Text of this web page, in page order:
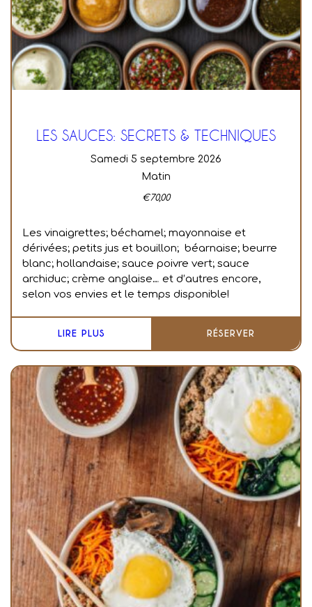
LES SAUCES: SECRETS & TECHNIQUES
samedi 5 septembre 2026
Matin
€70,00
Les vinaigrettes; béchamel; mayonnaise et
dérivées; petits jus et bouillon; béarnaise; beurre
blanc; hollandaise; sauce poivre vert; sauce
archiduc; crème anglaise… et d’autres encore,
selon vos envies et le temps disponible!
LIRE PLUS RÉSERVER